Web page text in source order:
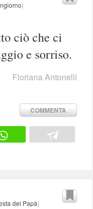
)
ciò che ci
e sorriso.
Floriana Antonelli
COMMENTA
del Papà)